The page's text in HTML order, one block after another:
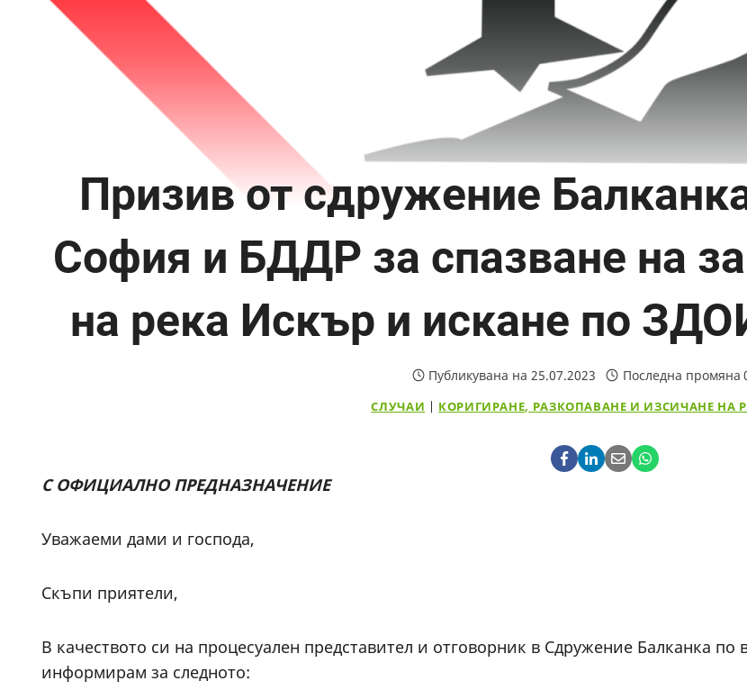
Призив от сдружение
София и БДДР за спазване на
на река Искър и искане по
Публикувана на 25.07.2023 Последна промяна
СЛУЧАИ | КОРИГИРАНЕ, РАЗКОПАВАНЕ И ИЗСИЧАНЕ НА
С ОФИЦИАЛНО ПРЕДНАЗНАЧЕНИЕ
Уважаеми дами и господа,
Скъпи приятели,
В качеството си на процесуален представител и отговорник в Сдружение Балканка
информирам за следното: